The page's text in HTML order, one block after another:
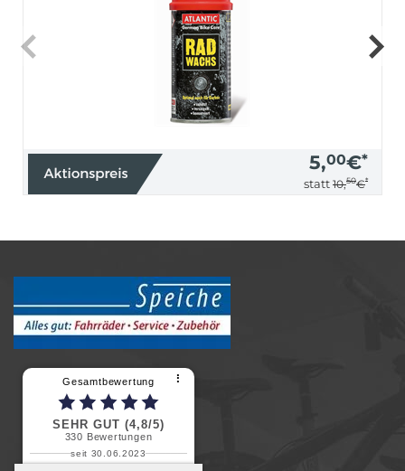
5,00€*
statt 10,50€*
Gesamtbewertung ⠇
SEHR GUT (4,8/5)
330 Bewertungen
seit 30.06.2023